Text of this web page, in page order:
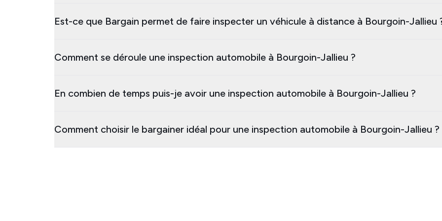
Est-ce que Bargain permet de faire inspecter un véhicule à distance à Bourgoin-Jallieu
Comment se déroule une inspection automobile à Bourgoin-Jallieu ?
En combien de temps puis-je avoir une inspection automobile à Bourgoin-Jallieu ?
Comment choisir le bargainer idéal pour une inspection automobile à Bourgoin-Jallieu ?